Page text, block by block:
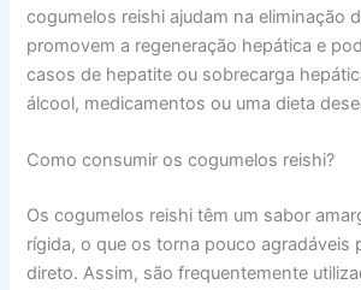
cogumelos reishi ajudam na eliminação
promovem a regeneração hepática e
casos de hepatite ou sobrecarga
álcool, medicamentos ou uma dieta
Como consumir os cogumelos reishi?
Os cogumelos reishi têm um sabor
rígida, o que os torna pouco agradáveis
direto. Assim, são frequentemente